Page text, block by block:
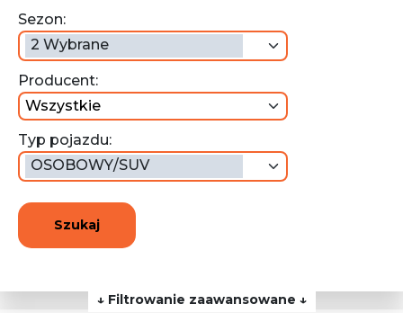
Sezon:
2 Wybrane
Producent:
wszystkie
Typ pojazdu:
OSOBOWY/SUV
Szukaj
↓ Filtrowanie zaawansowane ↓